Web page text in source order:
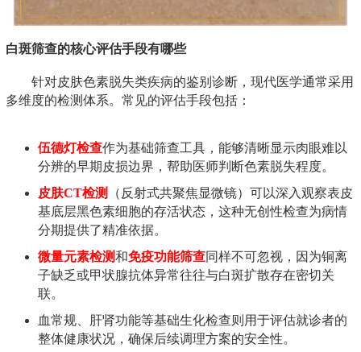
白斑筛查的核心评估手段有哪些
针对皮肤色素脱失类疾病的鉴别诊断，现代医学通常采用
多维度的检测体系。常见的评估手段包括：
伍德灯检查作为基础筛查工具，能够清晰显示肉眼难以
分辨的早期皮损边界，帮助医师判断色素脱失程度。
皮肤CT检测
（反射式共聚焦显微镜）可以深入观察表皮
基底层黑色素细胞的存活状态，这种无创性检查为病情
分期提供了精准依据。
微量元素检测和免疫功能筛查同样不可忽视，因为铜离
子缺乏或甲状腺抗体异常往往与白斑扩散存在密切关
联。
血常规、肝肾功能等基础生化检查则用于评估就诊者的
整体健康状况，确保后续调理方案的安全性。